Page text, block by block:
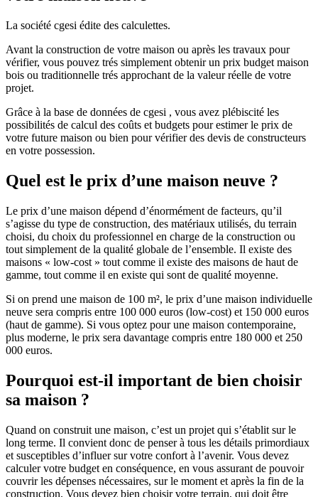
La société cgesi édite des calculettes.
Avant la construction de votre maison ou après les travaux pour
vérifier, vous pouvez trés simplement obtenir un prix budget maison
bois ou traditionnelle trés approchant de la valeur réelle de votre
projet.
Grâce à la base de données de cgesi , vous avez plébiscité les
possibilités de calcul des coûts et budgets pour estimer le prix de
votre future maison ou bien pour vérifier des devis de constructeurs
en votre possession.
Quel est le prix d’une maison neuve ?
Le prix d’une maison dépend d’énormément de facteurs, qu’il
s’agisse du type de construction, des matériaux utilisés, du terrain
choisi, du choix du professionnel en charge de la construction ou
tout simplement de la qualité globale de l’ensemble. Il existe des
maisons « low-cost » tout comme il existe des maisons de haut de
gamme, tout comme il en existe qui sont de qualité moyenne.
Si on prend une maison de 100 m², le prix d’une maison individuelle
neuve sera compris entre 100 000 euros (low-cost) et 150 000 euros
(haut de gamme). Si vous optez pour une maison contemporaine,
plus moderne, le prix sera davantage compris entre 180 000 et 250
000 euros.
Pourquoi est-il important de bien choisir
sa maison ?
Quand on construit une maison, c’est un projet qui s’établit sur le
long terme. Il convient donc de penser à tous les détails primordiaux
et susceptibles d’influer sur votre confort à l’avenir. Vous devez
calculer votre budget en conséquence, en vous assurant de pouvoir
couvrir les dépenses nécessaires, sur le moment et après la fin de la
construction. Vous devez bien choisir votre terrain, qui doit être